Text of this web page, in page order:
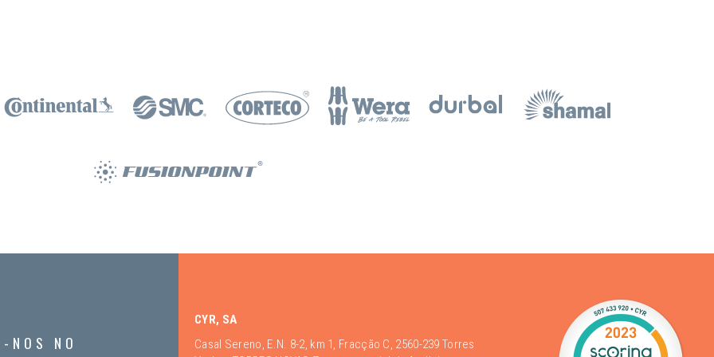
NOS NO
CYR, SA
Casal Sereno, E.N. 8-2, km 1, Fracção C, 2560-239 Torres